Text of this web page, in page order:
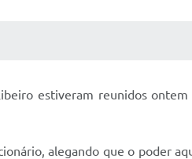
estiveram reunidos ontem
alegando que o poder